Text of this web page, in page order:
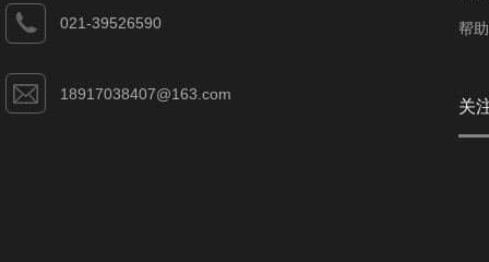
021-39526590
18917038407@163.com
帮
关